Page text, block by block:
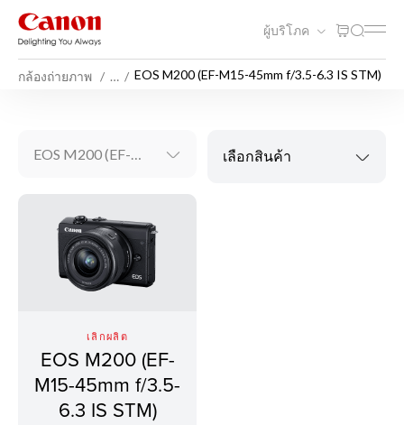
ผู้บริโภค
กล้องถ่ายภาพ … EOS M200 (EF-M15-45mm f/3.5-6.3 IS STM)
EOS M200 (EF-M15-45mm f/3.5-6.3 IS STM) เลือกสินค้า
เลิกผลิต
EOS M200 (EF-
M15-45mm f/3.5-
6.3 IS STM)